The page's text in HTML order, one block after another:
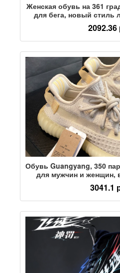
Женская обувь на 361
для бега, новый стиль
кроссовки из
спортивная
2092.36
Обувь Guangyang, 350
для мужчин и женщин,
новые мужские3041.1